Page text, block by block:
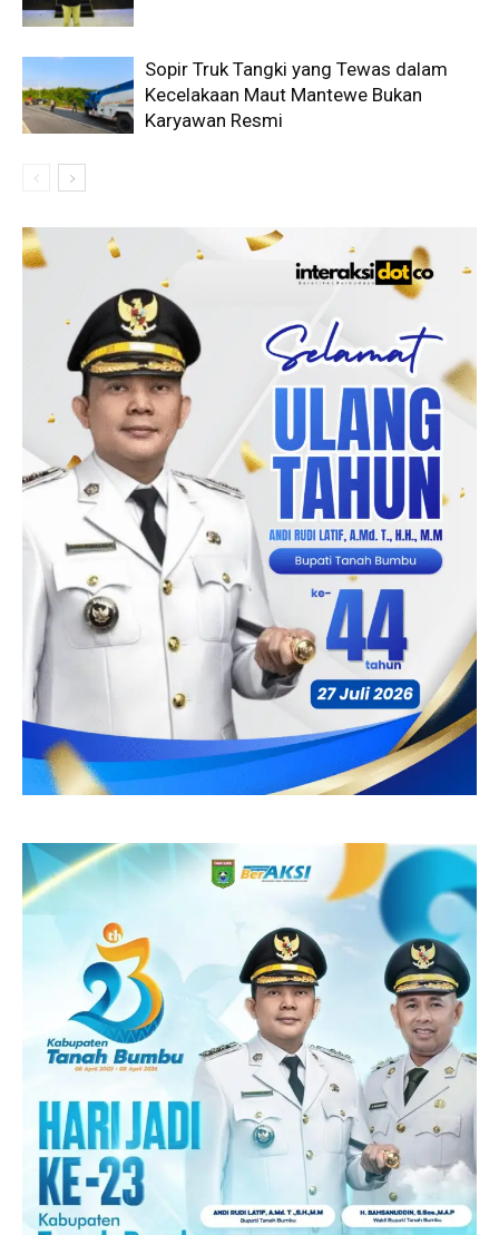
Sopir Truk Tangki yang Tewas dalam
Kecelakaan Maut Mantewe Bukan
Karyawan Resmi